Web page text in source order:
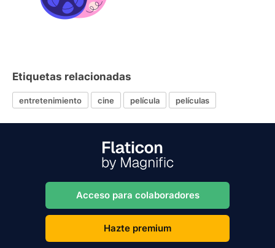
Etiquetas relacionadas
entretenimiento cine película películas
Acceso para colaboradores
Hazte premium